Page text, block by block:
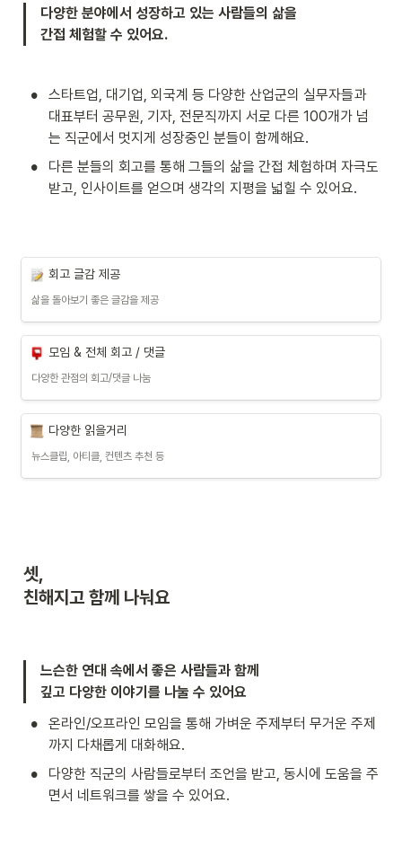
다양한 분야에서 성장하고 있는 사람들의 삶을
간접 체험할 수 있어요.
•
스타트업, 대기업, 외국계 등 다양한 산업군의 실무자들과
대표부터 공무원, 기자, 전문직까지 서로 다른 100개가 넘
는 직군에서 멋지게 성장중인 분들이 함께해요.
•
다른 분들의 회고를 통해 그들의 삶을 간접 체험하며 자극도
받고, 인사이트를 얻으며 생각의 지평을 넓힐 수 있어요.
회고 글감 제공
삶을 돌아보기 좋은 글감을 제공
모임 & 전체 회고 / 댓글
다양한 관점의 회고/댓글 나눔
다양한 읽을거리
뉴스클립, 아티클, 컨텐츠 추천 등
셋,
친해지고 함께 나눠요
느슨한 연대 속에서 좋은 사람들과 함께
깊고 다양한 이야기를 나눌 수 있어요
•
온라인/오프라인 모임을 통해 가벼운 주제부터 무거운 주제
까지 다채롭게 대화해요.
•
다양한 직군의 사람들로부터 조언을 받고, 동시에 도움을 주
면서 네트워크를 쌓을 수 있어요.